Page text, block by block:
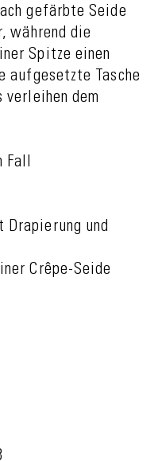
gefärbte Seide
während die
Spitze einen
aufgesetzte Tasche
dem
Fall
Drapierung und
Crêpe-Seide